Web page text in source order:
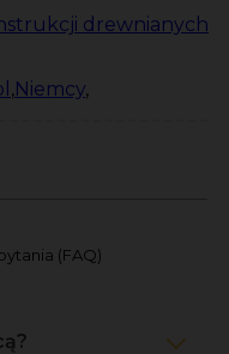
drewnianych
,Niemcy,
(FAQ)